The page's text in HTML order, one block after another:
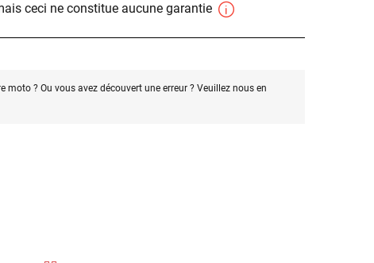
ceci ne constitue aucune garantie
moto ? Ou vous avez découvert une erreur ? Veuillez nous en